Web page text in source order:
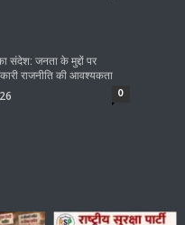
का संदेश: जनता के मुद्दों पर
राजनीति की आवश्यकता
0